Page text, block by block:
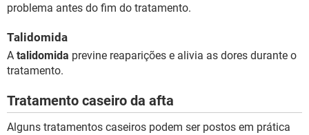
problema antes do fim do tratamento.
Talidomida
A talidomida previne reaparições e alivia as dores durante o
tratamento.
Tratamento caseiro da afta
Alguns tratamentos caseiros podem ser postos em prática